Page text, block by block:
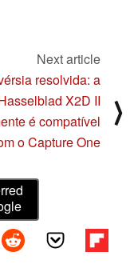
Next article
resolvida: a
X2D II
é compatível
o Capture One
⟩